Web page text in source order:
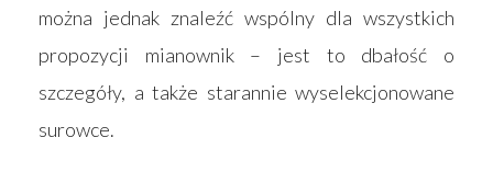
można jednak znaleźć wspólny dla wszystkich
propozycji mianownik – jest to dbałość o
szczegóły, a także starannie wyselekcjonowane
surowce.